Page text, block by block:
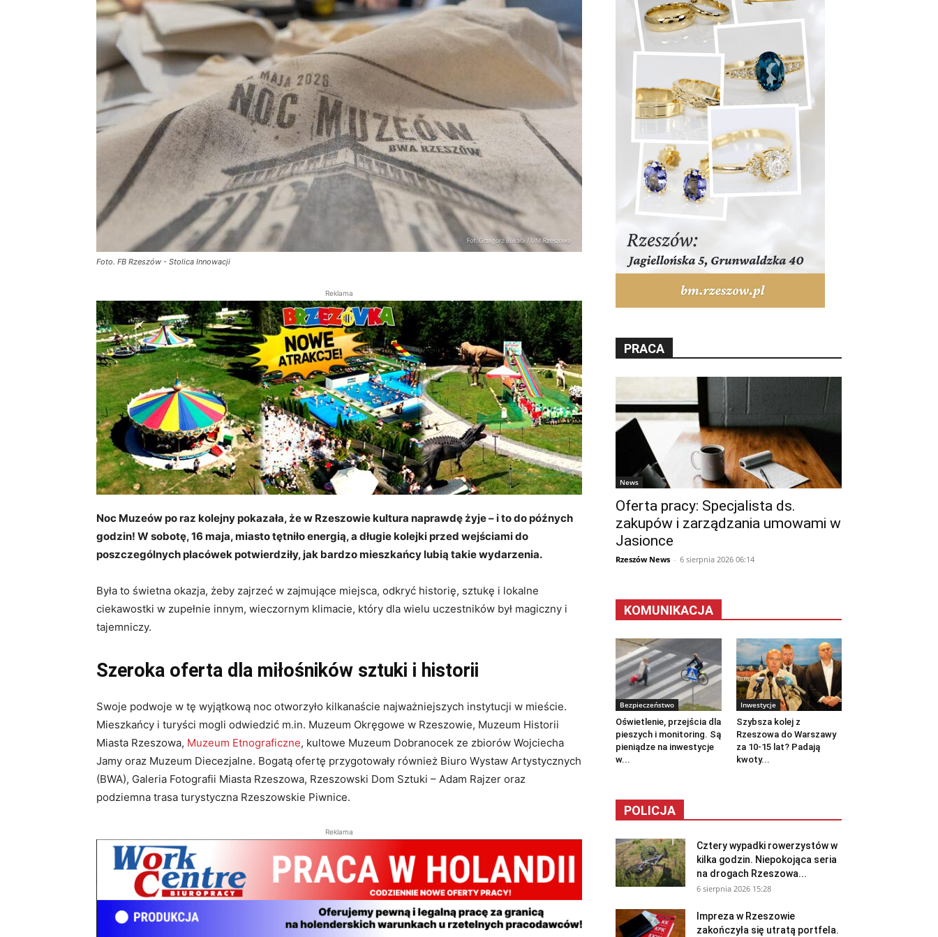
Foto. FB Rzeszów - Stolica Innowacji
Reklama
Noc Muzeów po raz kolejny pokazała, że w Rzeszowie kultura naprawdę żyje – i to do późnych
godzin! W sobotę, 16 maja, miasto tętniło energią, a długie kolejki przed wejściami do
poszczególnych placówek potwierdziły, jak bardzo mieszkańcy lubią takie wydarzenia.
Była to świetna okazja, żeby zajrzeć w zajmujące miejsca, odkryć historię, sztukę i lokalne
ciekawostki w zupełnie innym, wieczornym klimacie, który dla wielu uczestników był magiczny i
tajemniczy.
Szeroka oferta dla miłośników sztuki i historii
Swoje podwoje w tę wyjątkową noc otworzyło kilkanaście najważniejszych instytucji w mieście.
Mieszkańcy i turyści mogli odwiedzić m.in. Muzeum Okręgowe w Rzeszowie, Muzeum Historii
Miasta Rzeszowa, Muzeum Etnograficzne, kultowe Muzeum Dobranocek ze zbiorów Wojciecha
Jamy oraz Muzeum Diecezjalne. Bogatą ofertę przygotowały również Biuro Wystaw Artystycznych
(BWA), Galeria Fotografii Miasta Rzeszowa, Rzeszowski Dom Sztuki – Adam Rajzer oraz
podziemna trasa turystyczna Rzeszowskie Piwnice.
Reklama
PRACA
News
Oferta pracy: Specjalista ds.
zakupów i zarządzania umowami w
Jasionce
Rzeszów News - 6 sierpnia 2026 06:14
KOMUNIKACJA
Bezpieczeństwo
Oświetlenie, przejścia dla
pieszych i monitoring. Są
pieniądze na inwestycje
w...
Inwestycje
Szybsza kolej z
Rzeszowa do Warszawy
za 10-15 lat? Padają
kwoty...
POLICJA
Cztery wypadki rowerzystów w
kilka godzin. Niepokojąca seria
na drogach Rzeszowa...
6 sierpnia 2026 15:28
Impreza w Rzeszowie
zakończyła się utratą portfela.